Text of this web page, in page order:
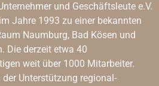
und Geschäftsleute e.V.
Jahre 1993 zu einer bekannten
Naumburg, Bad Kösen und
Die derzeit etwa 40
weit über 1000 Mitarbeiter.
Unterstützung regional-